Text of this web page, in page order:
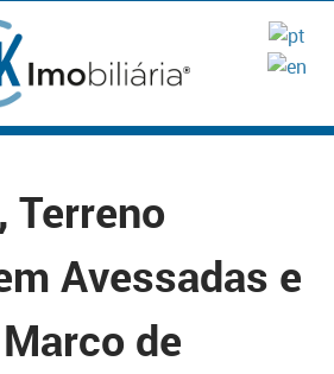
Terreno
Avessadas e
de